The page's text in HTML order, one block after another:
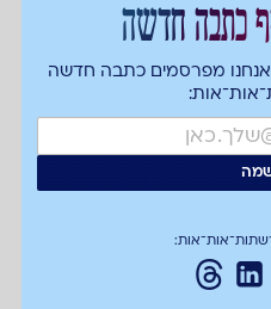
כתבה חדשה
מפרסמים כתבה חדשה